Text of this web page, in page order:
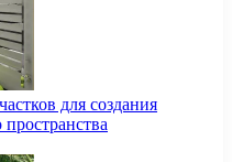
для создания